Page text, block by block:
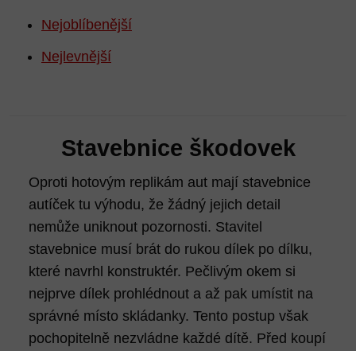
Nejoblíbenější
Nejlevnější
Stavebnice škodovek
Oproti hotovým replikám aut mají stavebnice
autíček tu výhodu, že žádný jejich detail
nemůže uniknout pozornosti. Stavitel
stavebnice musí brát do rukou dílek po dílku,
které navrhl konstruktér. Pečlivým okem si
nejprve dílek prohlédnout a až pak umístit na
správné místo skládanky. Tento postup však
pochopitelně nezvládne každé dítě. Před koupí